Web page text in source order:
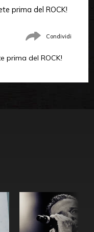
prima del ROCK!
Condividi
prima del ROCK!